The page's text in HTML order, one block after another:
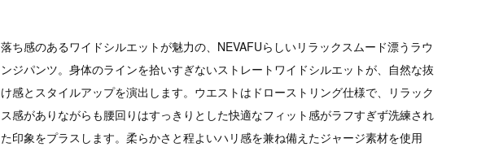
落ち感のあるワイドシルエットが魅力の、NEVAFUらしいリラックスムード漂うラウ
ンジパンツ。身体のラインを拾いすぎないストレートワイドシルエットが、自然な抜
け感とスタイルアップを演出します。ウエストはドローストリング仕様で、リラック
ス感がありながらも腰回りはすっきりとした快適なフィット感がラフすぎず洗練され
た印象をプラスします。柔らかさと程よいハリ感を兼ね備えたジャージ素材を使用